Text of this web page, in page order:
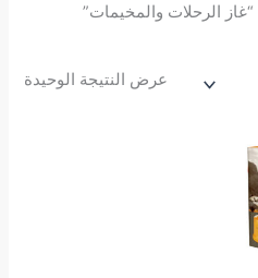
الرحلات والمخيمات”
عرض النتيجة الوحيدة